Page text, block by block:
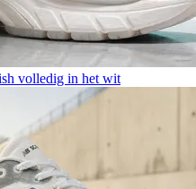
volledig in het wit